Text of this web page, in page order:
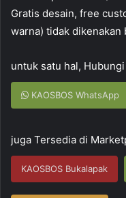
Gratis desain, free
warna) tidak dikenakan
untuk satu hal,
KAOSBOS WhatsApp
juga Tersedia di
KAOSBOS Bukalapak